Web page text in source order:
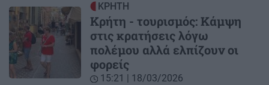
ΚΡΗΤΗ
Κρήτη - τουρισμός: Κάμψη
στις κρατήσεις λόγω
πολέμου αλλά ελπίζουν οι
φορείς
15:21 | 18/03/2026